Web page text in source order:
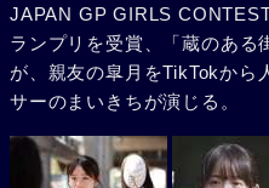
JAPAN GP GIRLS
ランプリを受賞、「蔵のある
が、親友の皐月をTikTokから
サーのまいきちが演じる。